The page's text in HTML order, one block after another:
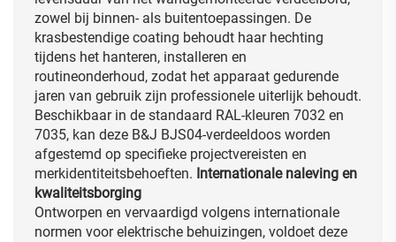
zowel bij binnen- als buitentoepassingen. De
krasbestendige coating behoudt haar hechting
tijdens het hanteren, installeren en
routineonderhoud, zodat het apparaat gedurende
jaren van gebruik zijn professionele uiterlijk behoudt.
Beschikbaar in de standaard RAL-kleuren 7032 en
7035, kan deze B&J BJS04-verdeeldoos worden
afgestemd op specifieke projectvereisten en
merkidentiteitsbehoeften. Internationale naleving en
kwaliteitsborging
Ontworpen en vervaardigd volgens internationale
normen voor elektrische behuizingen, voldoet deze